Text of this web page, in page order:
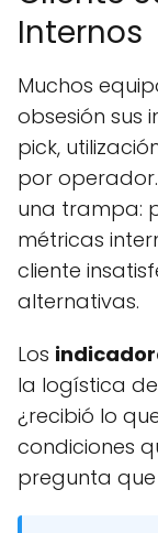
Internos
Muchos
obsesión sus
pick,
por
una trampa:
métricas
cliente
alternativas.
Los
la logística
¿recibió lo
condiciones
pregunta